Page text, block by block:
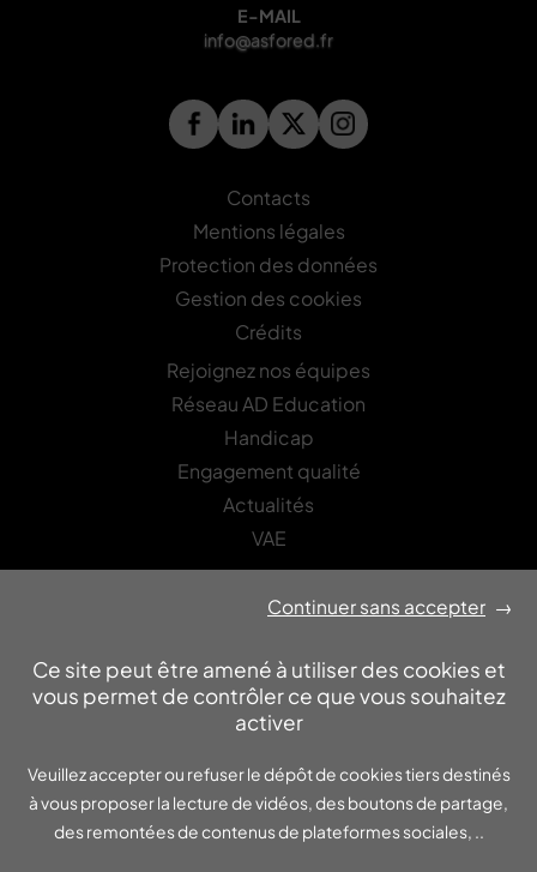
E-MAIL
info@asfored.fr
Contacts
Mentions légales
Protection des données
Gestion des cookies
Crédits
Rejoignez nos équipes
Réseau AD Education
Handicap
Engagement qualité
Actualités
VAE
LETTRE D’INFORMATION
OK
JOURNÉES PORTES OUVERTES
Inscrivez-vous !
OK
Continuer sans accepter →
Ce site peut être amené à utiliser des cookies et
vous permet de contrôler ce que vous souhaitez
activer
Veuillez accepter ou refuser le dépôt de cookies tiers destinés
à vous proposer la lecture de vidéos, des boutons de partage,
des remontées de contenus de plateformes sociales, ..